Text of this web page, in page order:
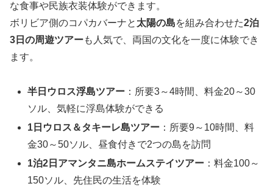
な食事や民族衣装体験ができます。
ボリビア側のコパカバーナと 太陽の島を組み合わせた2泊
3日の周遊ツアーも人気で、両国の文化を一度に体験でき
ます。
半日ウロス浮島ツアー ：所要3～4時間、料金20～30
ソル、気軽に浮島体験ができる
1日ウロス＆タキーレ島ツアー ：所要9～10時間、料
金30～50ソル、昼食付きで2つの島を訪問
1泊2日アマンタニ島ホームステイツアー ：料金100～
150ソル、先住民の生活を体験